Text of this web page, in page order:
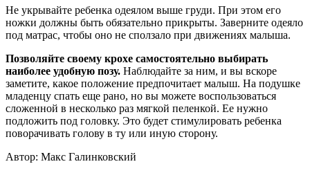
Не укрывайте ребенка одеялом выше груди. При этом его
ножки должны быть обязательно прикрыты. Заверните одеяло
под матрас, чтобы оно не сползало при движениях малыша.
Позволяйте своему крохе самостоятельно выбирать
наиболее удобную позу. Наблюдайте за ним, и вы вскоре
заметите, какое положение предпочитает малыш. На подушке
младенцу спать еще рано, но вы можете воспользоваться
сложенной в несколько раз мягкой пеленкой. Ее нужно
подложить под головку. Это будет стимулировать ребенка
поворачивать голову в ту или иную сторону.
Автор: Макс Галинковский